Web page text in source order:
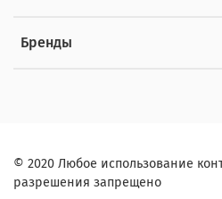
Бренды
© 2020 Любое использование
разрешения запрещено